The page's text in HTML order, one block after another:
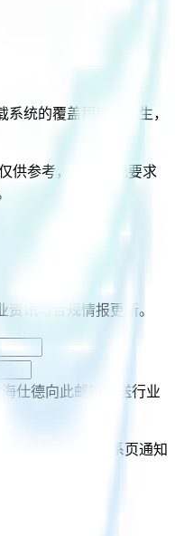
统的覆盖程序化派生，
供参考，正式合规要求
讯与合规情报更新。
海仕德向此邮箱推送行业
时邮件或通过联系页通知